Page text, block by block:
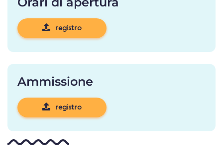
registro
Ammissione
registro